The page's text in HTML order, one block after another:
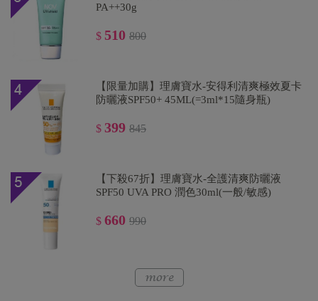
PA++30g
$ 510 800
【限量加購】理膚寶水-安得利清爽極效夏卡
防曬液SPF50+ 45ML(=3ml*15隨身瓶)
$ 399 845
【下殺67折】理膚寶水-全護清爽防曬液
SPF50 UVA PRO 潤色30ml(一般/敏感)
$ 660 990
【下殺67折】理膚寶水-B5彈潤修復凝乳40ml